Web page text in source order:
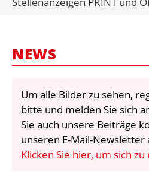
KRAN &
NEWS
Um alle Bilder zu sehen,
bitte und melden Sie sich
Sie auch unsere Beiträge
unseren E-Mail-Newsletter
Klicken Sie hier, um sich